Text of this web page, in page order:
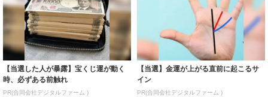
【当選した人が暴露】宝くじ運が動く
時、必ずある前触れ
PR(合同会社デジタルファーム )
【当選】金運が上がる直前に起こるサ
イン
PR(合同会社デジタルファーム )